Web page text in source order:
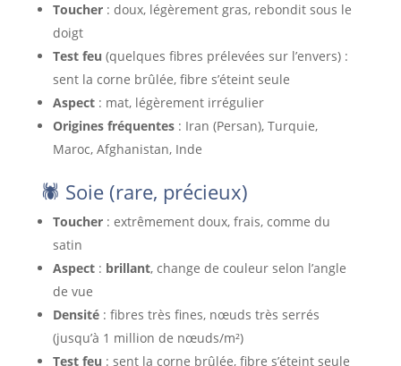
Toucher: doux, légèrement gras, rebondit sous le
doigt
Test feu (quelques fibres prélevées sur l’envers) :
sent la corne brûlée, fibre s’éteint seule
Aspect: mat, légèrement irrégulier
Origines fréquentes: Iran (Persan), Turquie,
Maroc, Afghanistan, Inde
🕷️ Soie (rare, précieux)
Toucher: extrêmement doux, frais, comme du
satin
Aspect: brillant, change de couleur selon l’angle
de vue
Densité: fibres très fines, nœuds très serrés
(jusqu’à 1 million de nœuds/m²)
Test feu : sent la corne brûlée, fibre s’éteint seule